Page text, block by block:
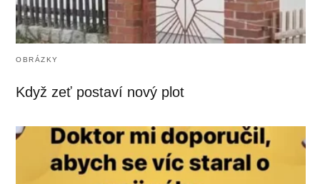
OBRÁZKY
Když zeť postaví nový plot